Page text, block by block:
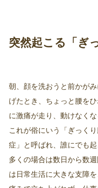
突然起こる「ぎ
朝、顔を洗おうと前かが
げたとき、ちょっと腰を
に激痛が走り、動けなくな
これが俗にいう「ぎっく
症」と呼ばれ、誰にでも
多くの場合は数日から数
は日常生活に大きな支障を